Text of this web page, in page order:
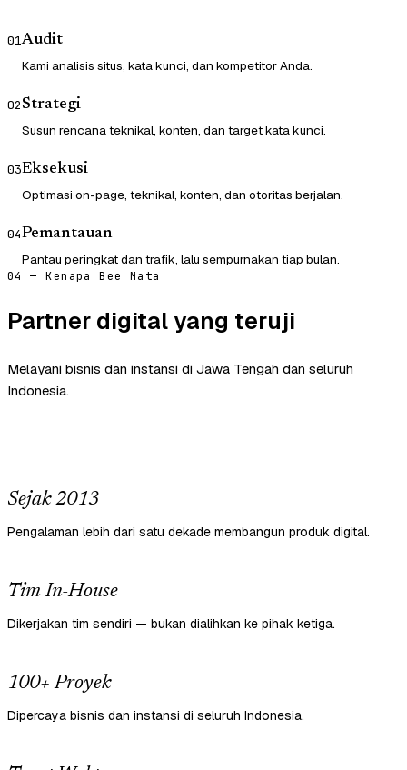
01Audit
Kami analisis situs, kata kunci, dan kompetitor Anda.
02Strategi
Susun rencana teknikal, konten, dan target kata kunci.
03Eksekusi
Optimasi on-page, teknikal, konten, dan otoritas berjalan.
04Pemantauan
Pantau peringkat dan trafik, lalu sempurnakan tiap bulan.
04 — Kenapa Bee Mata
Partner digital yang teruji
Melayani bisnis dan instansi di Jawa Tengah dan seluruh
Indonesia.
Sejak 2013
Pengalaman lebih dari satu dekade membangun produk digital.
Tim In-House
Dikerjakan tim sendiri — bukan dialihkan ke pihak ketiga.
100+ Proyek
Dipercaya bisnis dan instansi di seluruh Indonesia.